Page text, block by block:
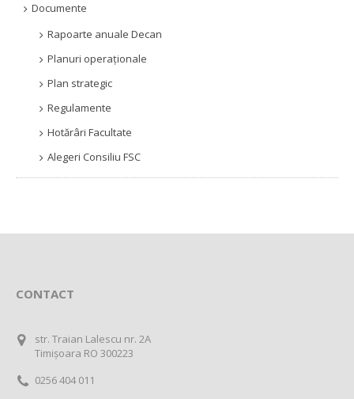
Documente
Rapoarte anuale Decan
Planuri operaționale
Plan strategic
Regulamente
Hotărâri Facultate
Alegeri Consiliu FSC
CONTACT
str. Traian Lalescu nr. 2A
Timișoara RO 300223
0256 404 011